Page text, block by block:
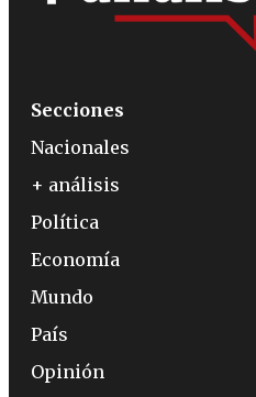
Secciones
Nacionales
+ análisis
Política
Economía
Mundo
País
Opinión